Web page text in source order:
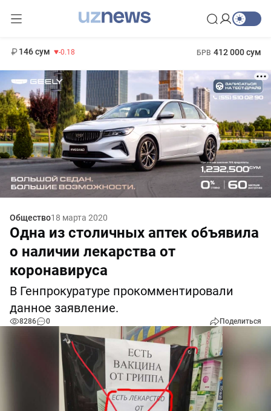
146 сум -0.18 БРВ 412 000 сум
Общество18 марта 2020
Одна из столичных аптек объявила
о наличии лекарства от
коронавируса
В Генпрокуратуре прокомментировали
данное заявление.
8286 0 Поделиться